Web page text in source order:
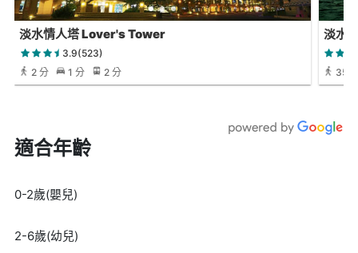
淡水情人塔 Lover's Tower
3.9(523)
2 分
1 分 2 分
淡水
35
適合年齡
0-2歲(嬰兒)
2-6歲(幼兒)